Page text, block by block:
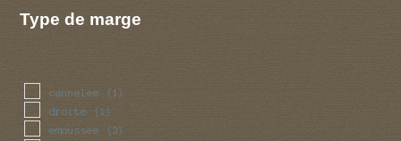
Type de marge
cannelee (1)
droite (1)
emoussee (2)